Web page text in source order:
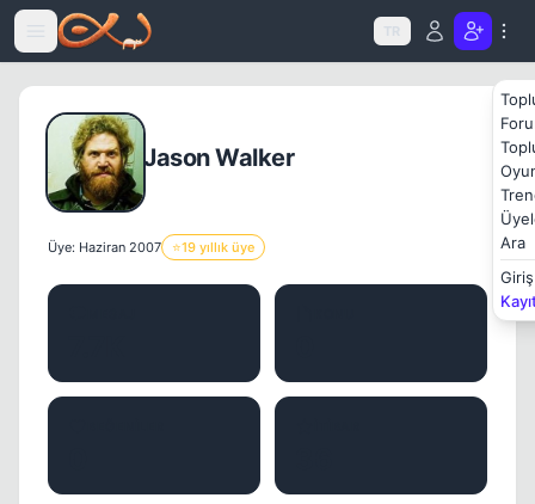
Icerige atla
TR
Ara
Giriş
Jason Walker
Üye: Haziran 2007 ⭐19 yıllık üye